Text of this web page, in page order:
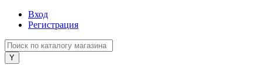
Вход
Регистрация